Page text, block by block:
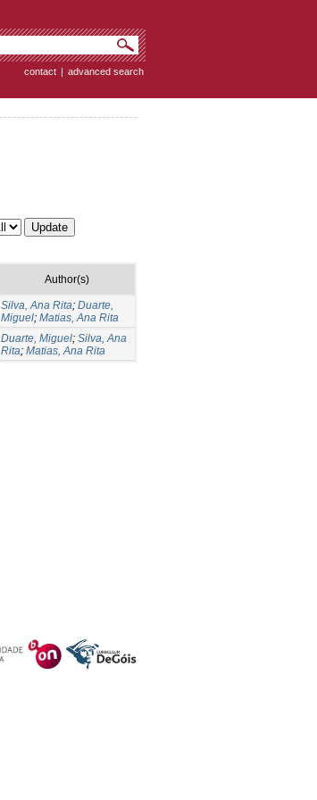
contact | advanced search
Author(s)
Silva, Ana Rita; Duarte,
Miguel; Matias, Ana Rita
Duarte, Miguel; Silva, Ana
Rita; Matias, Ana Rita